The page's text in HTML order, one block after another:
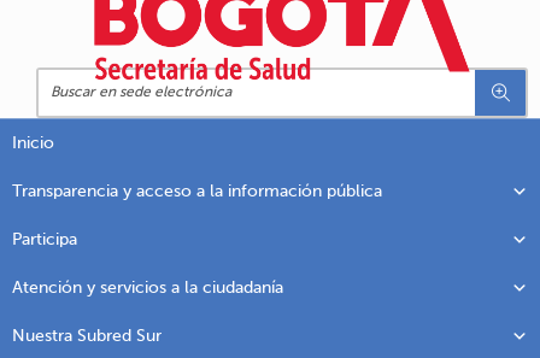
Inicio
Transparencia y acceso a la información pública
Participa
Atención y servicios a la ciudadanía
Nuestra Subred Sur